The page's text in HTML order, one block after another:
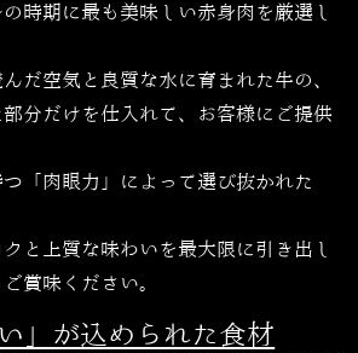
時期に最も美味しい赤身肉を厳選し
だ空気と良質な水に育まれた牛の、
分だけを仕入れて、お客様にご提供
「肉眼力」によって選び抜かれた
と上質な味わいを最大限に引き出し
賞味ください。
」が込められた食材